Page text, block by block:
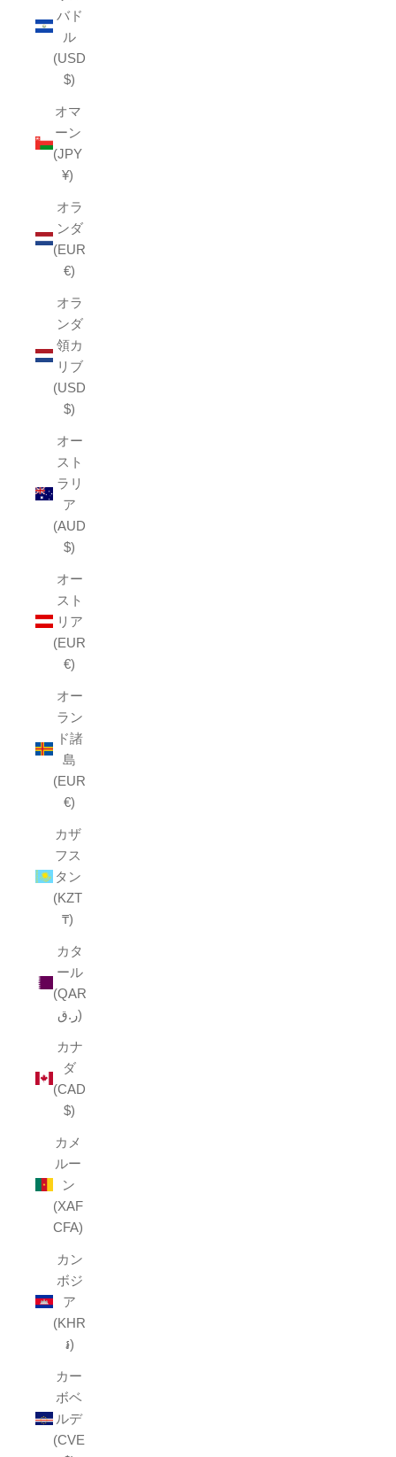
バド
ル
(USD
$)
オマ
ーン
(JPY
¥)
オラ
ンダ
(EUR
€)
オラ
ンダ
領カ
リブ
(USD
$)
オー
スト
ラリ
ア
(AUD
$)
オー
スト
リア
(EUR
€)
オー
ラン
ド諸
島
(EUR
€)
カザ
フス
タン
(KZT
₸)
カタ
ール
(QAR
ر.ق)
カナ
ダ
(CAD
$)
カメ
ルー
ン
(XAF
CFA)
カン
ボジ
ア
(KHR
៛)
カー
ボベ
ルデ
(CVE